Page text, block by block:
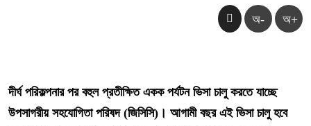
অ- অ+
দীর্ঘ পরিকল্পনার পর বহুল প্রতীক্ষিত একক পর্যটন ভিসা চালু করতে যাচ্ছে
উপসাগরীয় সহযোগিতা পরিষদ (জিসিসি)। আগামী বছর এই ভিসা চালু হবে